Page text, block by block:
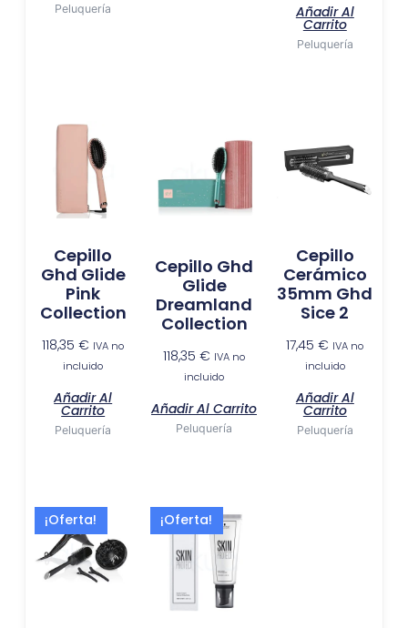
Peluquería Añadir Al
Carrito
Peluquería
Cepillo
Ghd Glide
Pink
Collection
118,35€ IVA no
incluido
Añadir Al
Carrito
Peluquería
Cepillo Ghd
Glide
Dreamland
Collection
118,35 € IVA no
incluido
Añadir Al Carrito
Peluquería
Cepillo
Cerámico
35mm Ghd
Sice 2
17,45€ IVA no
incluido
Añadir Al
Carrito
Peluquería
¡Oferta!
precio
original
era:
El
precio
actual
es:
¡Oferta!El
precio
original
era:
10,75 €.